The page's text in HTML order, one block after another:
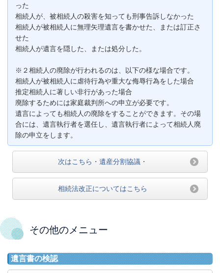
った
相続人が、被相続人の殺害を知っても刑事告訴しなかった
相続人が被相続人に無理矢理遺言を書かせた、または訂正さ
せた
相続人が遺言を隠した、または処分した。
※２相続人の廃除が行われるのは、以下の様な場合です。
相続人が被相続人に虐待行為や重大な侮辱行為をした場合
推定相続人に著しい非行があった場合
廃除するためには家庭裁判所への申立が必要です。
遺言によっても相続人の廃除をすることができます。その場
合には、遺言執行者を選任し、遺言執行者によって相続人廃
除の申立をします。
次はこちら・遺産分割協議・
相続法改正についてはこちら
その他のメニュー
遺言書の検認